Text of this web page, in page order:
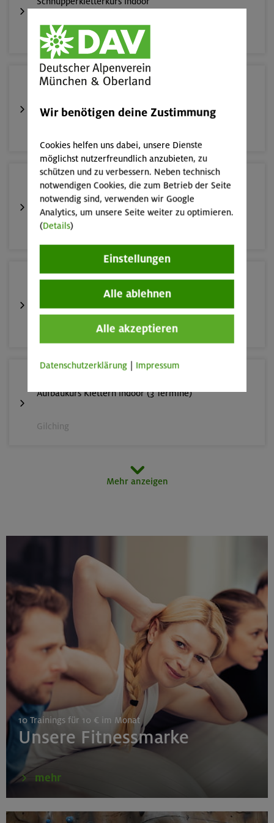
München
19.08.26
22./23.08.26
Bouldern für Einsteiger indoor
München
23.08.26
Schnupperkletterkurs indoor
Aufbaukurs Klettern indoor (3 Termine)
Gilching
27./28.08.26
Grundkurs Klettern indoor
Gilching
30.08./06./13.09.26
Klettertechnik- und Taktikcoaching indoor
München
30.08.26
Schnupperkletterkurs indoor
München
Mehr anzeigen
10 Trainings für 10 € im Monat
Unsere Fitnessmarke
mehr
Wir benötigen deine Zustimmung
Cookies helfen uns dabei, unsere Dienste
möglichst nutzerfreundlich anzubieten, zu
schützen und zu verbessern. Neben technisch
notwendigen Cookies, die zum Betrieb der Seite
notwendig sind, verwenden wir Google
Analytics, um unsere Seite weiter zu optimieren.
(Details)
Einstellungen
Alle ablehnen
Alle akzeptieren
Datenschutzerklärung Impressum